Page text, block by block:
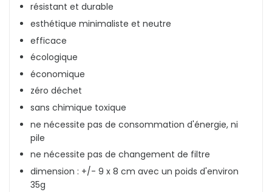
résistant et durable
esthétique minimaliste et neutre
efficace
écologique
économique
zéro déchet
sans chimique toxique
ne nécessite pas de consommation d'énergie, ni
pile
ne nécessite pas de changement de filtre
dimension : +/- 9 x 8 cm avec un poids d'environ
35g